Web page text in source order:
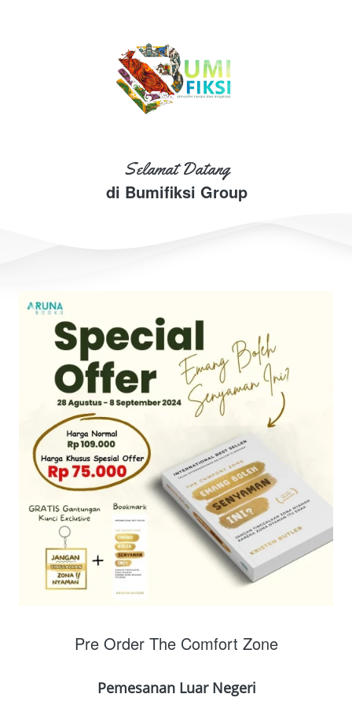
Selamat Datang
di Bumifiksi Group
Pre Order The Comfort Zone
Pemesanan Luar Negeri